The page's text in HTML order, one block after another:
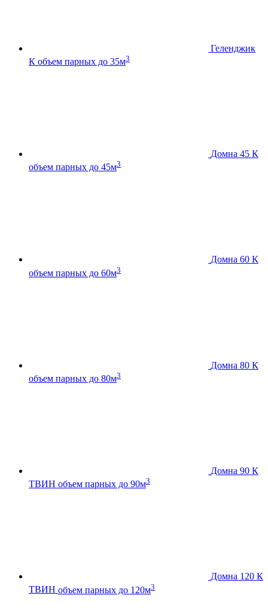
Геленджик
К объем парных до 35м3
Домна 45 К
объем парных до 45м3
Домна 60 К
объем парных до 60м3
Домна 80 К
объем парных до 80м3
Домна 90 К
ТВИН объем парных до 90м3
Домна 120 К
ТВИН объем парных до 120м3